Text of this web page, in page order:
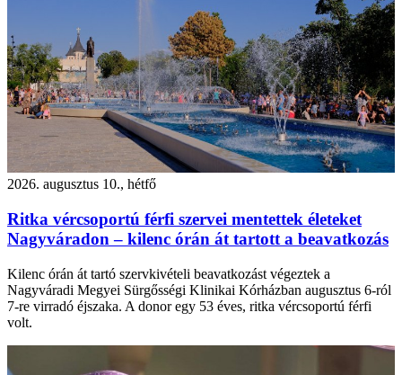
2026. augusztus 10., hétfő
Ritka vércsoportú férfi szervei mentettek életeket
Nagyváradon – kilenc órán át tartott a beavatkozás
Kilenc órán át tartó szervkivételi beavatkozást végeztek a
Nagyváradi Megyei Sürgősségi Klinikai Kórházban augusztus 6-ról
7-re virradó éjszaka. A donor egy 53 éves, ritka vércsoportú férfi
volt.